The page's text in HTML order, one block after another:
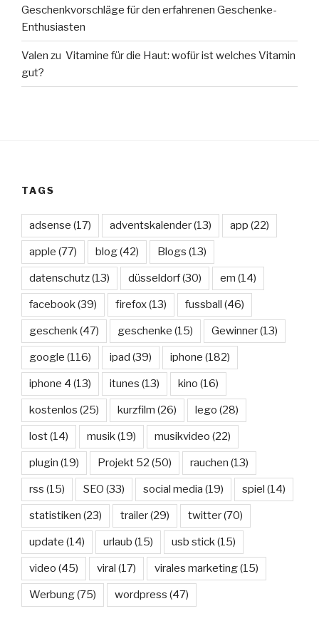
Geschenkvorschläge für den erfahrenen Geschenke-
Enthusiasten
Valen zu Vitamine für die Haut: wofür ist welches Vitamin
gut?
TAGS
adsense (17) adventskalender(13) app (22)
apple (77) blog(42) Blogs (13)
datenschutz(13) düsseldorf(30) em (14)
facebook(39) firefox(13) fussball (46)
geschenk(47) geschenke (15) Gewinner(13)
google (116) ipad (39) iphone (182)
iphone 4 (13) itunes (13) kino (16)
kostenlos (25) kurzfilm (26) lego (28)
lost(14) musik(19) musikvideo (22)
plugin (19) Projekt 52 (50) rauchen (13)
rss (15) SEO (33) social media (19) spiel (14)
statistiken (23) trailer(29) twitter(70)
update (14) urlaub (15) usb stick(15)
video (45) viral (17) virales marketing(15)
Werbung(75) wordpress (47)